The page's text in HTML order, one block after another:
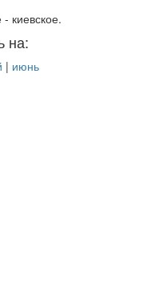
киевское.
на:
| июнь